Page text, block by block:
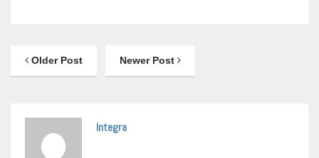
Older Post Newer Post
Integra